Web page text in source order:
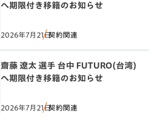
へ期限付き移籍のお知らせ
2026年7月21日契約関連
齋藤 遼太 選手 台中 FUTURO(台湾)
へ期限付き移籍のお知らせ
2026年7月21日契約関連